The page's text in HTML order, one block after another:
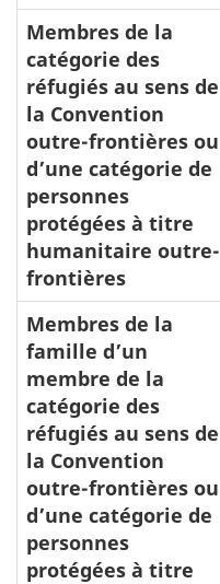
Membres de la
catégorie des
réfugiés au sens de
la Convention
outre-frontières ou
d’une catégorie de
personnes
protégées à titre
humanitaire outre-
frontières
Membres de la
famille d’un
membre de la
catégorie des
réfugiés au sens de
la Convention
outre-frontières ou
d’une catégorie de
personnes
protégées à titre